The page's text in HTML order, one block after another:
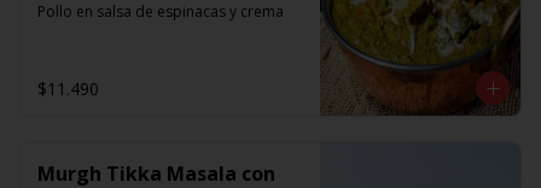
Pollo en salsa de espinacas y crema
$11.490
Murgh Tikka Masala con